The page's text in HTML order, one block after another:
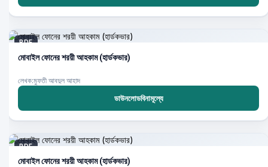
PDF
মোবাইল ফোনের শরয়ী আহকাম (হার্ডকভার)
লেখক:মুফতী আবদুল আহাদ
ডাউনলোডবিনামূল্যে
PDF
মোবাইল ফোনের শরয়ী আহকাম (হার্ডকভার)